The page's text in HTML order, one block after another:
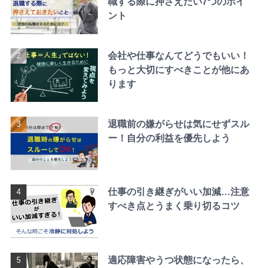
ント
会社や仕事なんてどうでもいい！
もっと大切にすべきことが他にあ
ります
退職前の嫌がらせは気にせずスル
ー！自分の利益を優先しよう
仕事の引き継ぎがいい加減…注意
すべき点とうまく乗り切るコツ
適応障害やうつ状態になったら、